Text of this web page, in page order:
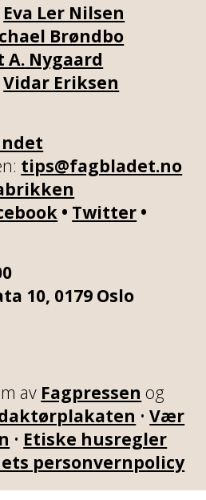
Eva Ler Nilsen
Brøndbo
A. Nygaard
Vidar Eriksen
tips@fagbladet.no
• Twitter •
10, 0179 Oslo
av Fagpressen og
• Vær
• Etiske husregler
personvernpolicy